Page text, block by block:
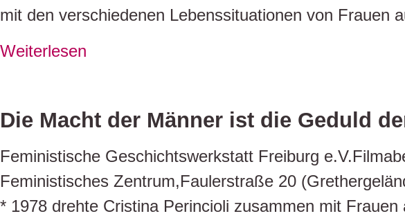
mit den verschiedenen Lebenssituationen von Frauen
Weiterlesen
Die Macht der Männer ist die Geduld
Feministische Geschichtswerkstatt Freiburg
Feministisches Zentrum,Faulerstraße 20
* 1978 drehte Cristina Perincioli zusammen mit